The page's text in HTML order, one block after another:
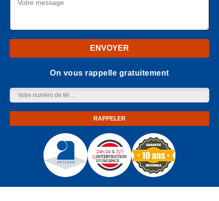
On vous rappelle gratuitement